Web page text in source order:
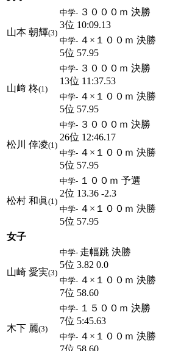
山本 朝輝(3)
中学- ３０００ｍ 決勝
3位 10:09.13
中学- ４×１００ｍ 決勝
5位 57.95
山﨑 柊(1)
中学- ３０００ｍ 決勝
13位 11:37.53
中学- ４×１００ｍ 決勝
5位 57.95
松川 倖凌(1)
中学- ３０００ｍ 決勝
26位 12:46.17
中学- ４×１００ｍ 決勝
5位 57.95
松村 和眞(1)
中学- １００ｍ 予選
2位 13.36 -2.3
中学- ４×１００ｍ 決勝
5位 57.95
女子
山崎 愛実(3)
中学- 走幅跳 決勝
5位 3.82 0.0
中学- ４×１００ｍ 決勝
7位 58.60
木下 麗(3)
中学- １５００ｍ 決勝
7位 5:45.63
中学- ４×１００ｍ 決勝
7位 58.60